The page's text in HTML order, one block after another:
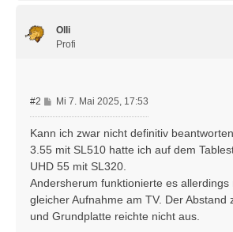
Olli
Profi
#2
B
e
a
g
Mi 7. Mai 2025, 17:53
Kann ich zwar nicht definitiv
3.55 mit SL510 hatte ich auf dem
UHD 55 mit SL320.
Andersherum funktionierte es allerdings
gleicher Aufnahme am TV. Der Abstand
und Grundplatte reichte nicht aus.